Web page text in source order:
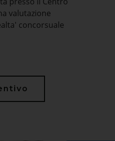
valutazione
concorsuale